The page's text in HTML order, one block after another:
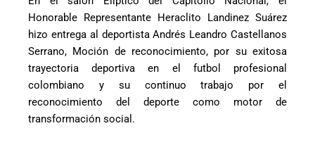
Honorable Representante Heraclito Landinez Suárez
hizo entrega al deportista Andrés Leandro Castellanos
Serrano, Moción de reconocimiento, por su exitosa
trayectoria deportiva en el futbol profesional
colombiano y su continuo trabajo por el
reconocimiento del deporte como motor de
transformación social.